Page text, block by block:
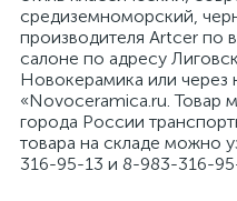
средиземноморский,
производителя Artcer по
салоне по адресу
Новокерамика или через
«Novoceramica.ru. Товар
города России
товара на складе можно
316-95-13 и 8-983-316-